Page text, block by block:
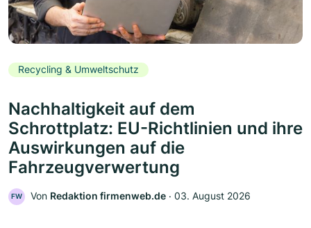
Recycling & Umweltschutz
Nachhaltigkeit auf dem
Schrottplatz: EU-Richtlinien und ihre
Auswirkungen auf die
Fahrzeugverwertung
FW Von Redaktion firmenweb.de ‧ 03. August 2026